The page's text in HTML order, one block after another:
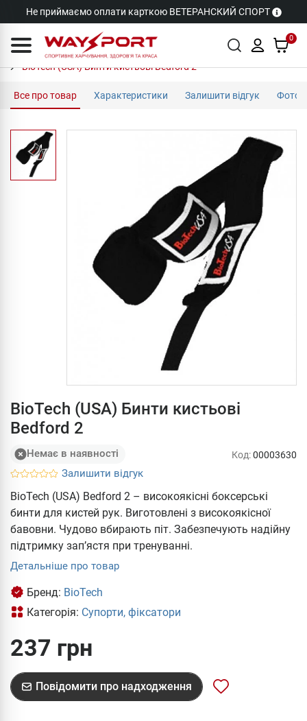
Не приймаємо оплати карткою ВЕТЕРАНСКИЙ СПОРТ
0
BioTech (USA) Бинти кистьові Bedford 2
Все про товар Характеристики Залишити відгук Фото
BioTech (USA) Бинти кистьові
Bedford 2
Немає в наявності
Залишити відгук
Код:00003630
BioTech (USA) Bedford 2 – високоякісні боксерські
бинти для кистей рук. Виготовлені з високоякісної
бавовни. Чудово вбирають піт. Забезпечують надійну
підтримку зап’ястя при тренуванні.
Детальніше про товар
Бренд: BioTech
Категорія: Супорти, фіксатори
237 грн
Повідомити про надходження